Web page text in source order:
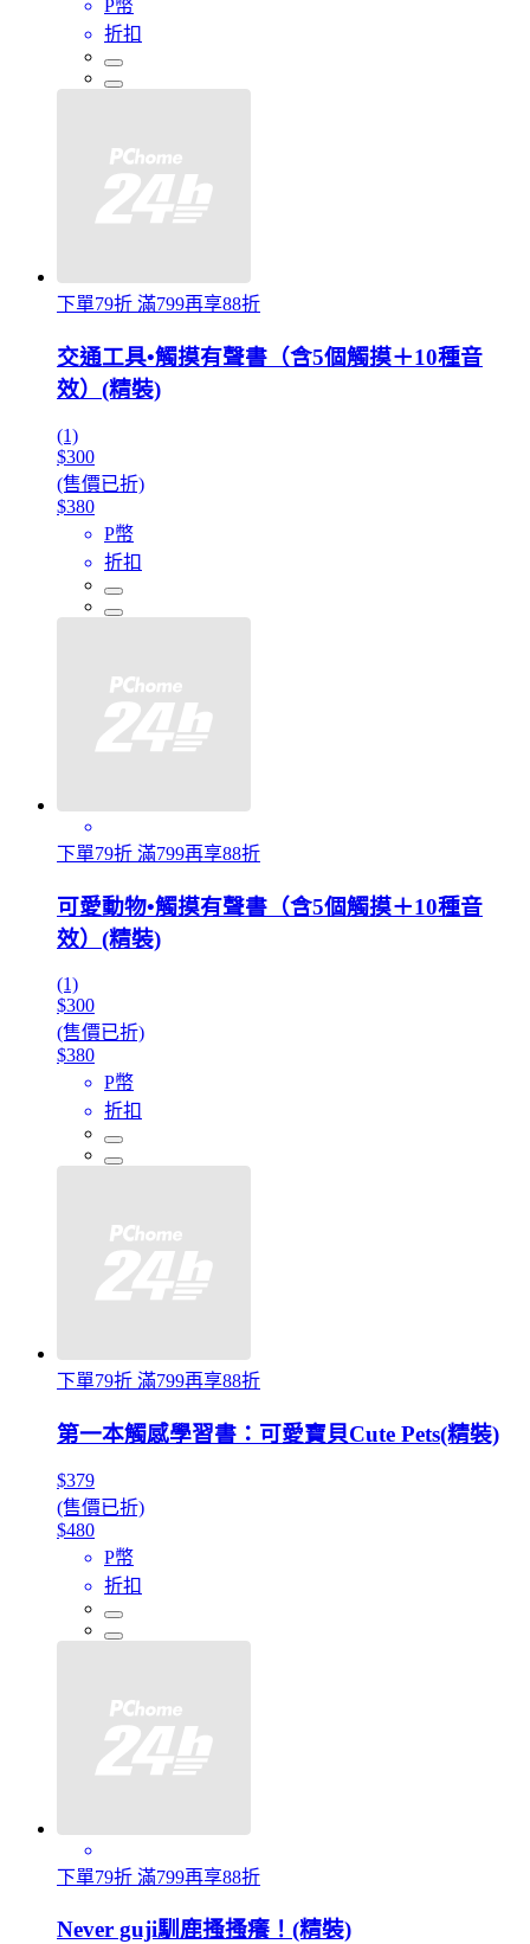
P幣
折扣
下單79折 滿799再享88折
交通工具•觸摸有聲書（含5個觸摸＋10種音
效）(精裝)
(1)
$300
(售價已折)
$380
P幣
折扣
下單79折 滿799再享88折
可愛動物•觸摸有聲書（含5個觸摸＋10種音
效）(精裝)
(1)
$300
(售價已折)
$380
P幣
折扣
下單79折 滿799再享88折
第一本觸感學習書：可愛寶貝Cute Pets(精裝)
$379
(售價已折)
$480
P幣
折扣
下單79折 滿799再享88折
Never guji馴鹿搔搔癢！(精裝)